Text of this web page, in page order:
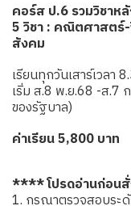
คอร์ส ป.6 รวมวิชาห
5 วิชา : คณิตศาสตร์
สังคม
เรียนทุกวันเสาร์เวลา
เริ่ม ส.8 พ.ย.68 -ส.7
ของรัฐบาล)
ค่าเรียน 5,800 บาท
**** โปรดอ่านก่อ
1. กรุณาตรวจสอบระ